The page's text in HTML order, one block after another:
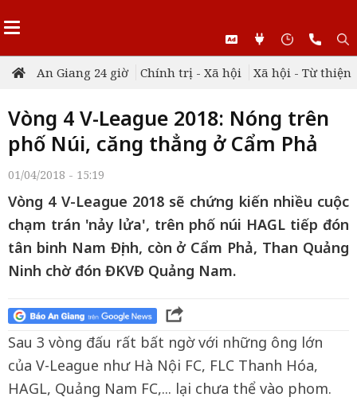
An Giang 24 giờ Chính trị - Xã hội Xã hội - Từ thiện
Vòng 4 V-League 2018: Nóng trên
phố Núi, căng thẳng ở Cẩm Phả
01/04/2018 - 15:19
Vòng 4 V-League 2018 sẽ chứng kiến nhiều cuộc
chạm trán 'nảy lửa', trên phố núi HAGL tiếp đón
tân binh Nam Định, còn ở Cẩm Phả, Than Quảng
Ninh chờ đón ĐKVĐ Quảng Nam.
Sau 3 vòng đấu rất bất ngờ với những ông lớn
của V-League như Hà Nội FC, FLC Thanh Hóa,
HAGL, Quảng Nam FC,... lại chưa thể vào phom.